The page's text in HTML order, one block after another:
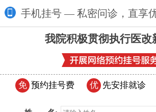
手机挂号 — 私密问诊，直享
我院积极贯彻执行医改
免 预约挂号费 优 先安排就诊